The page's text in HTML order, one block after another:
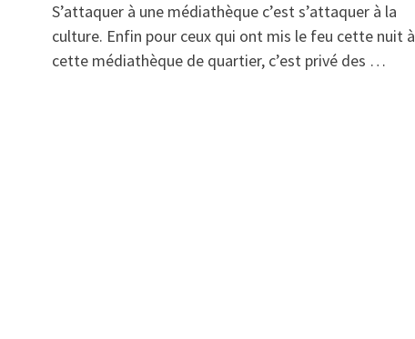
S’attaquer à une médiathèque c’est s’attaquer à la
culture. Enfin pour ceux qui ont mis le feu cette nuit à
cette médiathèque de quartier, c’est privé des …